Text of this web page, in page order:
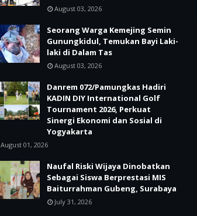
August 03, 2026
Seorang Warga Kemejing Semin
Gunungkidul, Temukan Bayi Laki-
laki di Dalam Tas
August 03, 2026
Danrem 072/Pamungkas Hadiri
KADIN DIY International Golf
Tournament 2026, Perkuat
Sinergi Ekonomi dan Sosial di
Yogyakarta
August 01, 2026
Naufal Riski Wijaya Dinobatkan
Sebagai Siswa Berprestasi MIS
Baiturrahman Gubeng, Surabaya
July 31, 2026